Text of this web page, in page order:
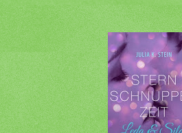
a
i
n
c
o
n
t
e